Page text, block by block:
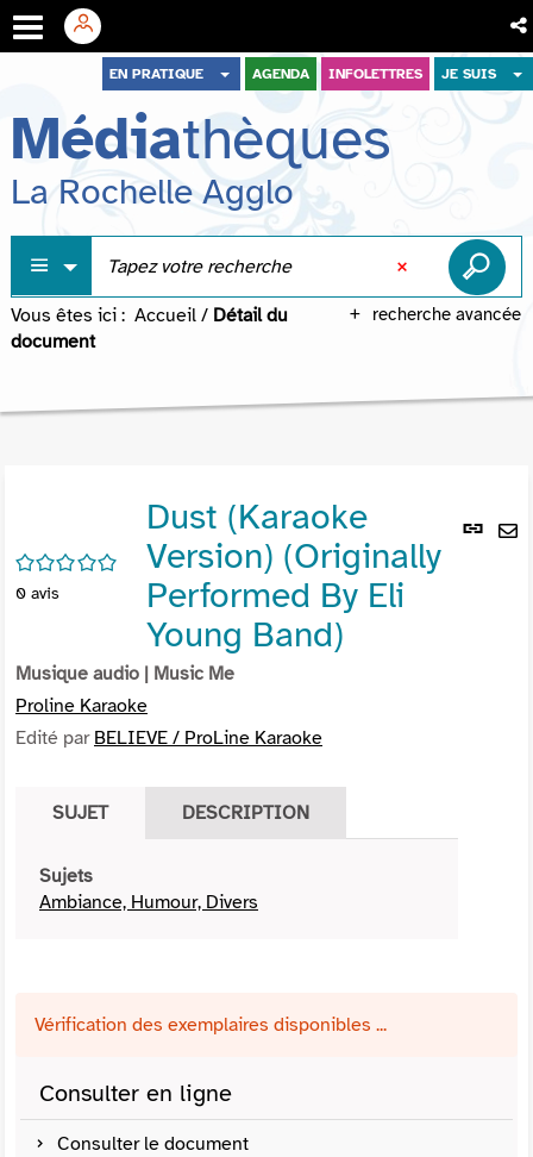
menu
contenu
recherche
EN PRATIQUE AGENDA INFOLETTRES JE SUIS
Médiathèques
La Rochelle Agglo
recherche avancée
Vous êtes ici : Accueil / Détail du
document
Lien
/5
0 avis
Dust (Karaoke
Version) (Originally
Performed By Eli
Young Band)
Musique audio | Music Me
Proline Karaoke
Edité par BELIEVE / ProLine Karaoke
SUJET DESCRIPTION
Sujets
Ambiance, Humour, Divers
Vérification des exemplaires disponibles ...
Consulter en ligne
Consulter le document